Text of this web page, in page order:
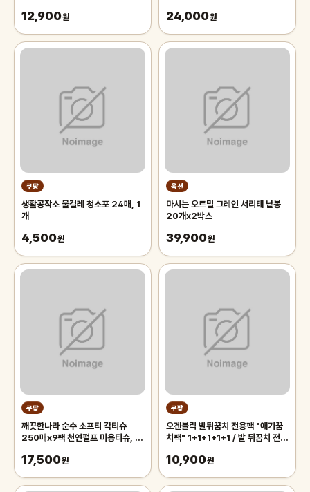
12,900원 24,000원
쿠팡
생활공작소 물걸레 청소포 24매, 1
개
4,500원
옥션
마시는 오트밀 그레인 서리태 낱봉
20개x2박스
39,900원
쿠팡
깨끗한나라 순수 소프티 각티슈
250매x9팩 천연펄프 미용티슈, 3
17,500원
쿠팡
오겐블릭 발뒤꿈치 전용팩 "애기꿈
치팩" 1+1+1+1+1 / 발 뒤꿈치 전용
10,900원